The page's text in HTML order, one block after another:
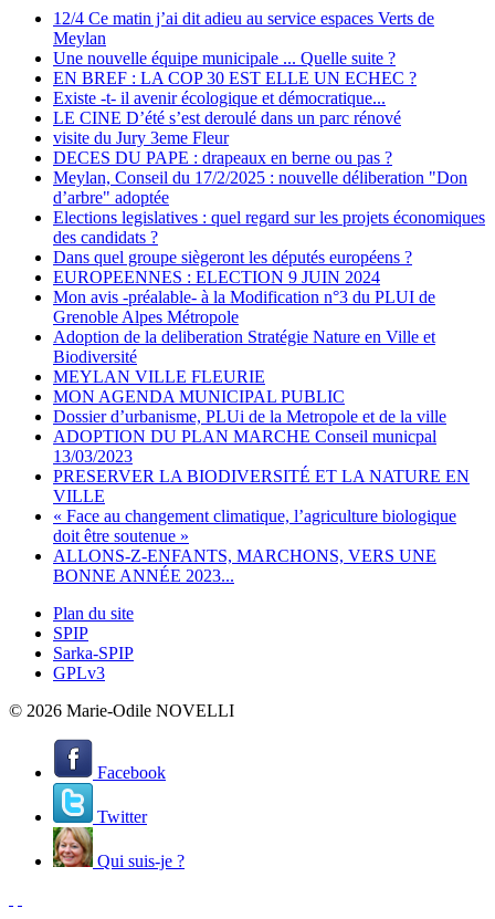
12/4 Ce matin j’ai dit adieu au service espaces Verts de
Meylan
Une nouvelle équipe municipale ... Quelle suite ?
EN BREF : LA COP 30 EST ELLE UN ECHEC ?
Existe -t- il avenir écologique et démocratique...
LE CINE D’été s’est deroulé dans un parc rénové
visite du Jury 3eme Fleur
DECES DU PAPE : drapeaux en berne ou pas ?
Meylan, Conseil du 17/2/2025 : nouvelle déliberation "Don
d’arbre" adoptée
Elections legislatives : quel regard sur les projets économiques
des candidats ?
Dans quel groupe siègeront les députés européens ?
EUROPEENNES : ELECTION 9 JUIN 2024
Mon avis -préalable- à la Modification n°3 du PLUI de
Grenoble Alpes Métropole
Adoption de la deliberation Stratégie Nature en Ville et
Biodiversité
MEYLAN VILLE FLEURIE
MON AGENDA MUNICIPAL PUBLIC
Dossier d’urbanisme, PLUi de la Metropole et de la ville
ADOPTION DU PLAN MARCHE Conseil municpal
13/03/2023
PRESERVER LA BIODIVERSITÉ ET LA NATURE EN
VILLE
« Face au changement climatique, l’agriculture biologique
doit être soutenue »
ALLONS-Z-ENFANTS, MARCHONS, VERS UNE
BONNE ANNÉE 2023...
Plan du site
SPIP
Sarka-SPIP
GPLv3
© 2026 Marie-Odile NOVELLI
Facebook
Twitter
Qui suis-je ?